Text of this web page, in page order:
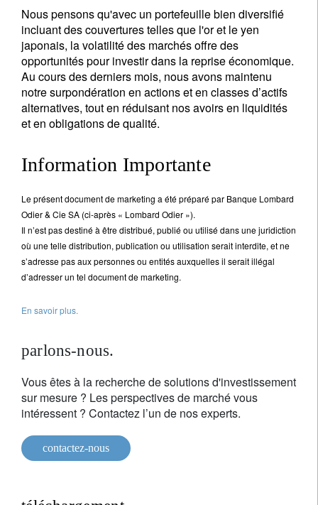
Nous pensons qu'avec un portefeuille bien diversifié
incluant des couvertures telles que l'or et le yen
japonais, la volatilité des marchés offre des
opportunités pour investir dans la reprise économique.
Au cours des derniers mois, nous avons maintenu
notre surpondération en actions et en classes d’actifs
alternatives, tout en réduisant nos avoirs en liquidités
et en obligations de qualité.
Information Importante
Le présent document de marketing a été préparé par Banque Lombard
Odier & Cie SA (ci-après « Lombard Odier »).
Il n’est pas destiné à être distribué, publié ou utilisé dans une juridiction
où une telle distribution, publication ou utilisation serait interdite, et ne
s’adresse pas aux personnes ou entités auxquelles il serait illégal
d’adresser un tel document de marketing.
En savoir plus.
parlons-nous.
Vous êtes à la recherche de solutions d'investissement
sur mesure ? Les perspectives de marché vous
intéressent ? Contactez l’un de nos experts.
contactez-nous